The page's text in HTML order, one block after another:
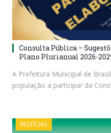
Consulta Pública –
Plano Plurianual 2026-
A Prefeitura Municipal de
população a participar da
NOTÍCIAS